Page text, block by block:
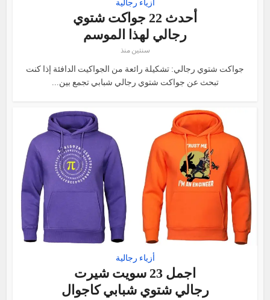
أزياء رجالية
أحدث 22 جواكت شتوي
رجالي لهذا الموسم
سنتين منذ
جواكت شتوي رجالي: تشكيلة رائعة من الجواكيت الدافئة إذا كنت
تبحث عن جواكت شتوي رجالي شبابي تجمع بين...
أزياء رجالية
اجمل 23 سويت شيرت
رجالي شتوي شبابي كاجوال